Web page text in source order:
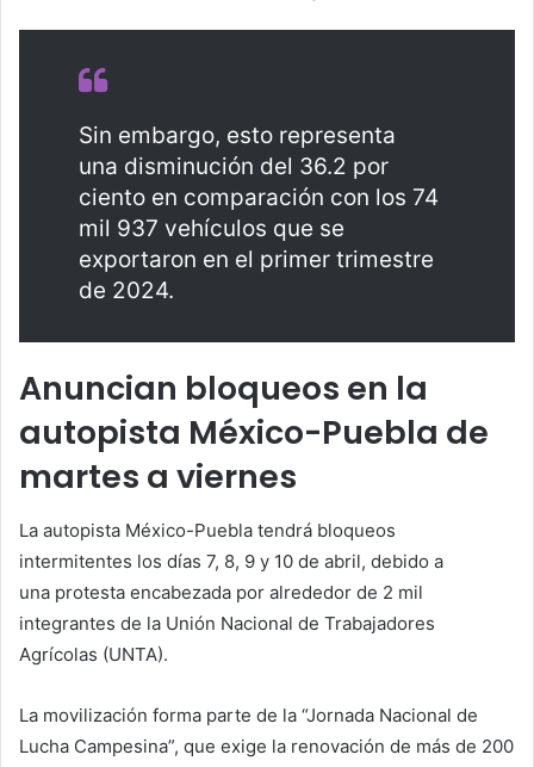
Sin embargo, esto representa
una disminución del 36.2 por
ciento en comparación con los 74
mil 937 vehículos que se
exportaron en el primer trimestre
de 2024.
Anuncian bloqueos en la
autopista México-Puebla de
martes a viernes
La autopista México-Puebla tendrá bloqueos
intermitentes los días 7, 8, 9 y 10 de abril, debido a
una protesta encabezada por alrededor de 2 mil
integrantes de la Unión Nacional de Trabajadores
Agrícolas (UNTA).
La movilización forma parte de la “Jornada Nacional de
Lucha Campesina”, que exige la renovación de más de 200